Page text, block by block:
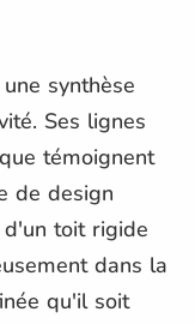
synthèse
Ses lignes
témoignent
de design
toit rigide
dans la
qu'il soit